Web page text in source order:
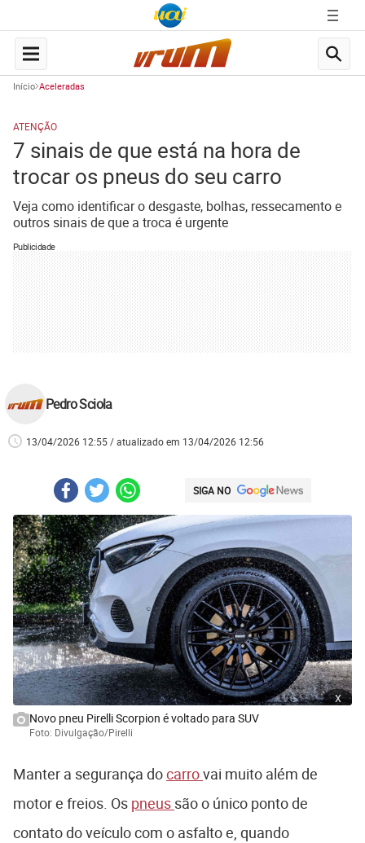
Início Aceleradas
ATENÇÃO
7 sinais de que está na hora de
trocar os pneus do seu carro
Veja como identificar o desgaste, bolhas, ressecamento e
outros sinais de que a troca é urgente
Publicidade
Pedro Sciola
13/04/2026 12:55 / atualizado em 13/04/2026 12:56
SIGA NO
x
Novo pneu Pirelli Scorpion é voltado para SUV
Foto: Divulgação/Pirelli
Manter a segurança docarrovai muito além de
motor e freios. Os pneus são o único ponto de
contato do veículo com o asfalto e, quando